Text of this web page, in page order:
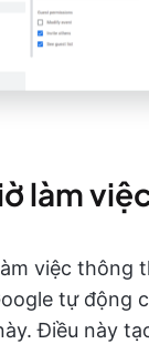
làm
việc thông
tự động
Điều này